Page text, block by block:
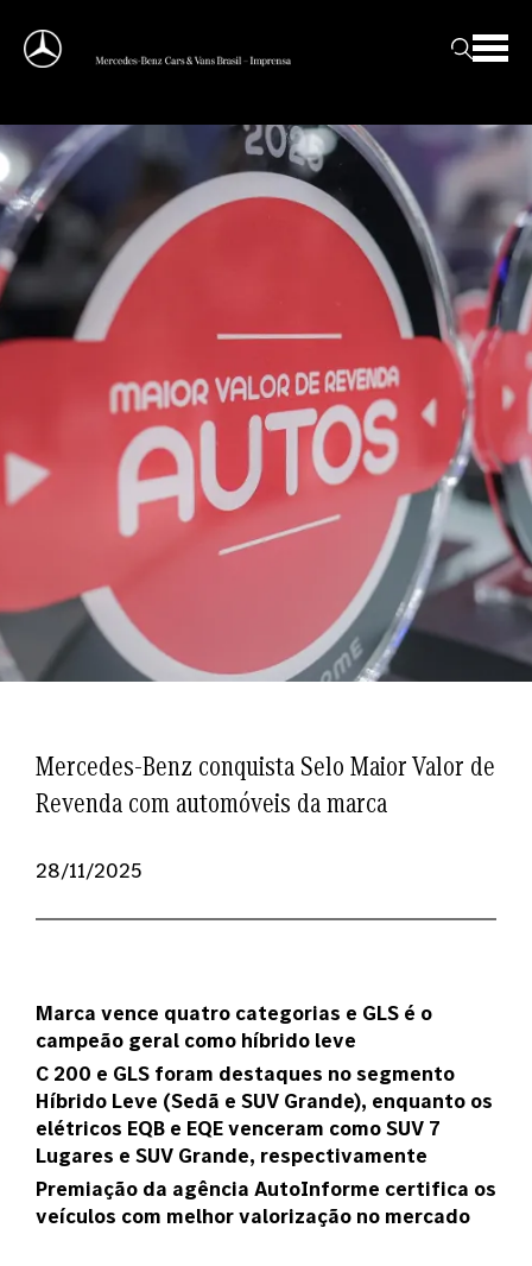
Mercedes-Benz conquista Selo Maior Valor de
Revenda com automóveis da marca
28/11/2025
Marca vence quatro categorias e GLS é o
campeão geral como híbrido leve
C 200 e GLS foram destaques no segmento
Híbrido Leve (Sedã e SUV Grande), enquanto os
elétricos EQB e EQE venceram como SUV 7
Lugares e SUV Grande, respectivamente
Premiação da agência AutoInforme certifica os
veículos com melhor valorização no mercado